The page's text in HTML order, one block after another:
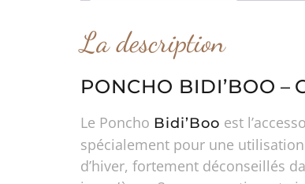
La description
PONCHO BIDI’BOO –
Le Poncho Bidi’Boo est
spécialement pour une
d’hiver, fortement déconseillés